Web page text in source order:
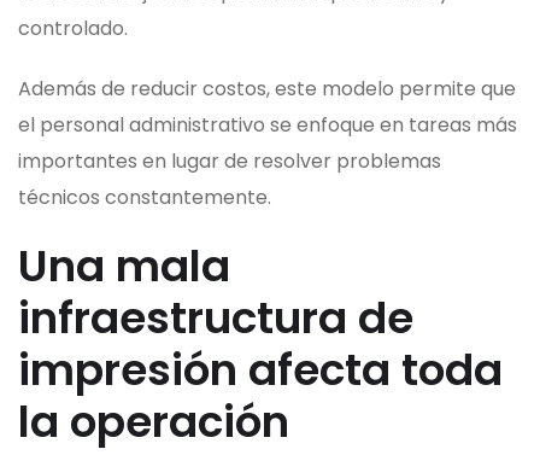
controlado.
Además de reducir costos, este modelo permite que
el personal administrativo se enfoque en tareas más
importantes en lugar de resolver problemas
técnicos constantemente.
Una mala
infraestructura de
impresión afecta toda
la operación